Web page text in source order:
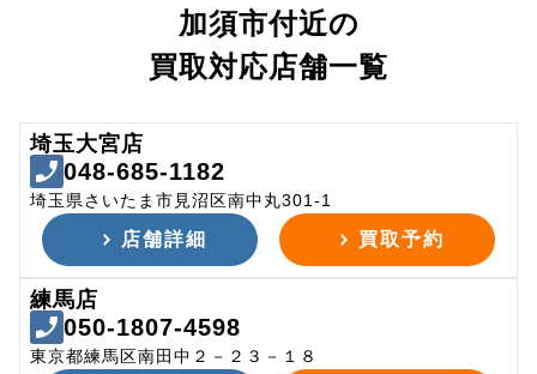
加須市付近の
買取対応店舗一覧
埼玉大宮店
048-685-1182
埼玉県さいたま市見沼区南中丸301-1
店舗詳細 買取予約
練馬店
050-1807-4598
東京都練馬区南田中２－２３－１８